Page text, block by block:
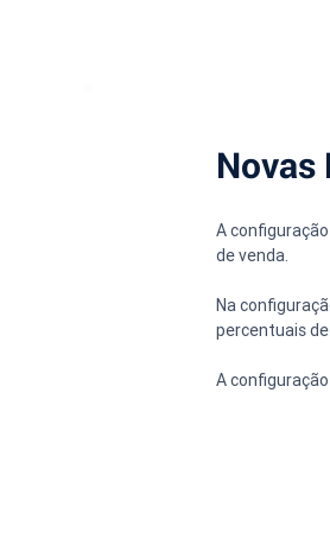
Novas
A
de venda.
Na
percentuais
A